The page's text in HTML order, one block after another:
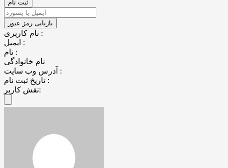
نام کاربری :
ایمیل :
نام :
نام خانوادگی
آدرس وب سایت :
تاریخ ثبت نام :
نقش کاربر: